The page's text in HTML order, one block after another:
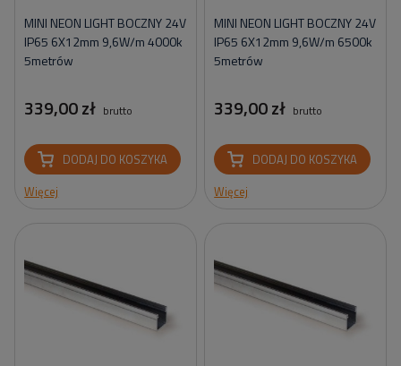
MINI NEON LIGHT BOCZNY 24V
IP65 6X12mm 9,6W/m 4000k
5metrów
339,00 zł brutto
DODAJ DO KOSZYKA
Więcej
MINI NEON LIGHT BOCZNY 24V
IP65 6X12mm 9,6W/m 6500k
5metrów
339,00 zł brutto
DODAJ DO KOSZYKA
Więcej